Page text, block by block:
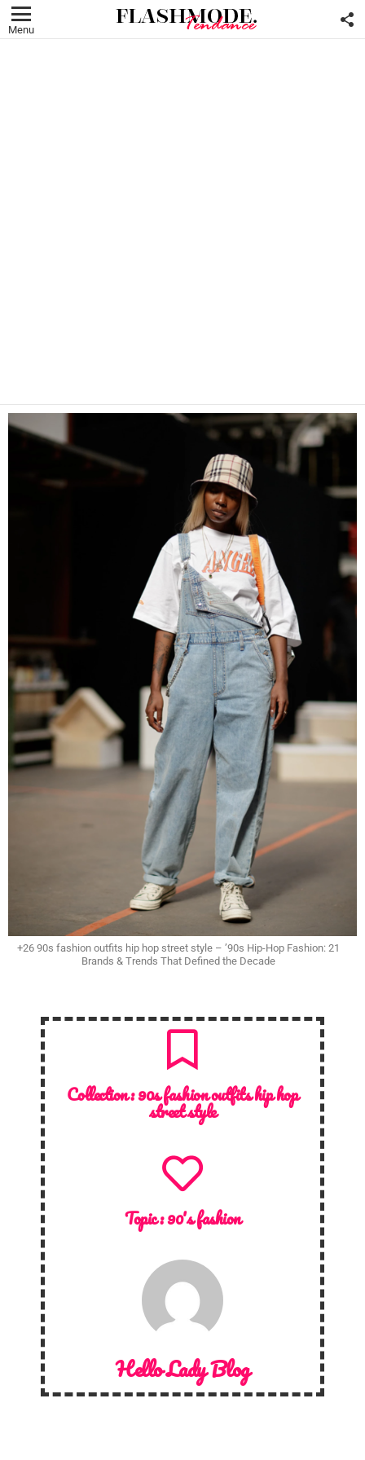
Menu
+26 90s fashion outfits hip hop street style – ’90s Hip-Hop Fashion: 21
Brands & Trends That Defined the Decade
Collection :90s fashion outfits hip hop
street style
Topic :90's fashion
Hello Lady Blog